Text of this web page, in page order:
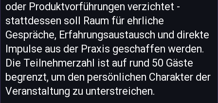
oder Produktvorführungen verzichtet -
stattdessen soll Raum für ehrliche
Gespräche, Erfahrungsaustausch und direkte
Impulse aus der Praxis geschaffen werden.
Die Teilnehmerzahl ist auf rund 50 Gäste
begrenzt, um den persönlichen Charakter der
Veranstaltung zu unterstreichen.